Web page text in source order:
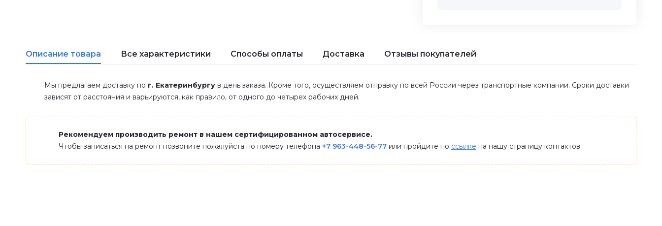
Описание товара Все характеристики Способы оплаты Доставка Отзывы покупателей
Мы предлагаем доставку по г. Екатеринбургу в день заказа. Кроме того, осуществляем отправку по всей России через транспортные компании. Сроки доставки
зависят от расстояния и варьируются, как правило, от одного до четырех рабочих дней.
Рекомендуем производить ремонт в нашем сертифицированном автосервисе.
Чтобы записаться на ремонт позвоните пожалуйста по номеру телефона +7 963-448-56-77 или пройдите по ссылке на нашу страницу контактов.